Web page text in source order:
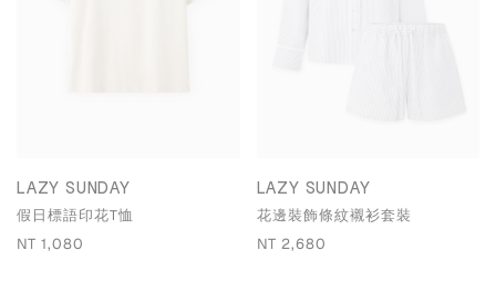
LAZY SUNDAY
假日標語印花T恤
NT 1,080
LAZY SUNDAY
花邊裝飾條紋襯衫套裝
NT 2,680